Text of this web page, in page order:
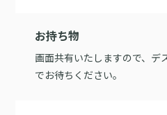
お持ち物
画面共有いたしますので、デ
でお待ちください。